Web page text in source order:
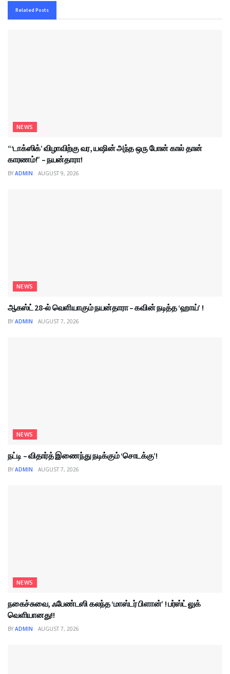
Related Posts
NEWS
“‘டாக்ஸிக்’ விழாவிற்கு வர, யஷின் அந்த ஒரு போன் கால் தான்
காரணம்!” – நயன்தாரா!
BY ADMIN AUGUST 9, 2026
NEWS
ஆகஸ்ட் 28-ல் வெளியாகும் நயன்தாரா – கவின் நடித்த ‘ஹாய்’ !
BY ADMIN AUGUST 7, 2026
NEWS
நட்டி – விதார்த் இணைந்து நடிக்கும் ‘சொடக்கு’!
BY ADMIN AUGUST 7, 2026
NEWS
நகைச்சுவை, ஃபேண்டஸி கலந்த ‘மாஸ்டர் பிளான்’ ! பர்ஸ்ட் லுக்
வெளியானது!!
BY ADMIN AUGUST 7, 2026